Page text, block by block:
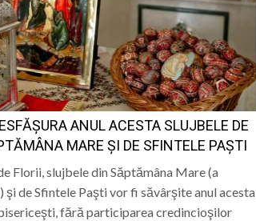
ANUL ACESTA SLUJBELE DE
MARE ŞI DE SFINTELE PAŞTI
Florii, slujbele din Săptămâna Mare (a
de Sfintele Paşti vor fi săvârşite anul acesta
fără participarea credincioşilor